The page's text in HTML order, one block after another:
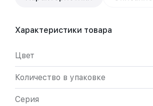
Характеристики товара
Цвет
Количество в упаковке
Серия